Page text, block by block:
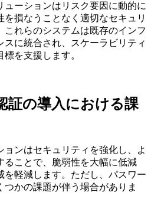
ーションはリスク要因に動的に
損なうことなく適切なセキュリ
これらのシステムは既存のインフ
スに統合され、スケーラビリティ
を支援します。
証の導入における課
ンはセキュリティを強化し、よ
ることで、脆弱性を大幅に低減
を軽減します。ただし、パスワー
つかの課題が伴う場合がありま